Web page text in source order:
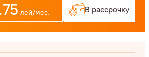
лей/мес. В рассрочку